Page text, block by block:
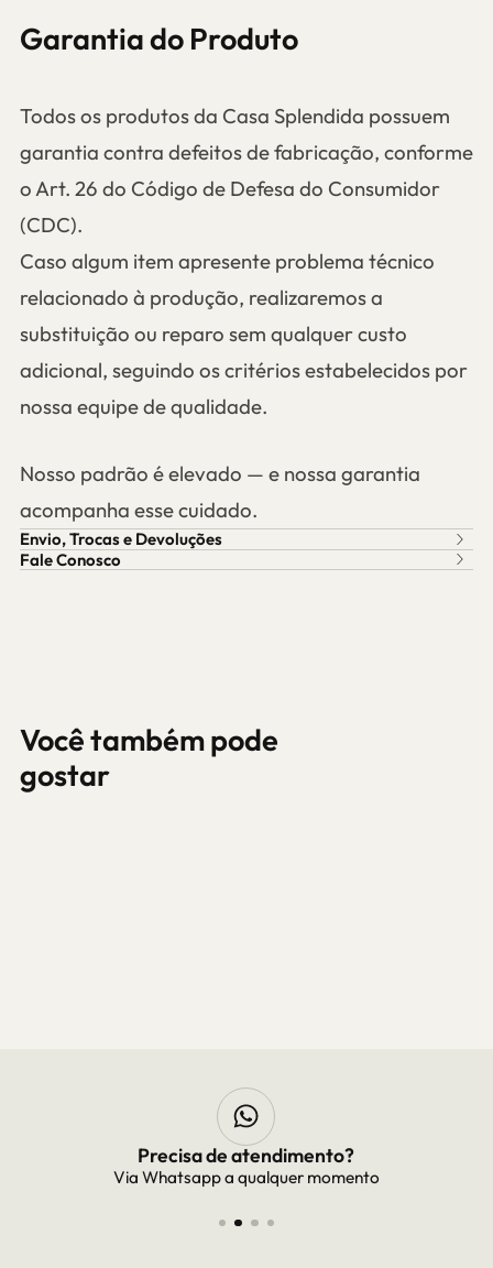
Garantia do Produto
Todos os produtos da Casa Splendida possuem
garantia contra defeitos de fabricação, conforme
o Art. 26 do Código de Defesa do Consumidor
(CDC).
Caso algum item apresente problema técnico
relacionado à produção, realizaremos a
substituição ou reparo sem qualquer custo
adicional, seguindo os critérios estabelecidos por
nossa equipe de qualidade.
Nosso padrão é elevado — e nossa garantia
acompanha esse cuidado.
Envio, Trocas e Devoluções
Fale Conosco
Você também pode
gostar
Frete Grátis
Frete grátis para todo Brasil